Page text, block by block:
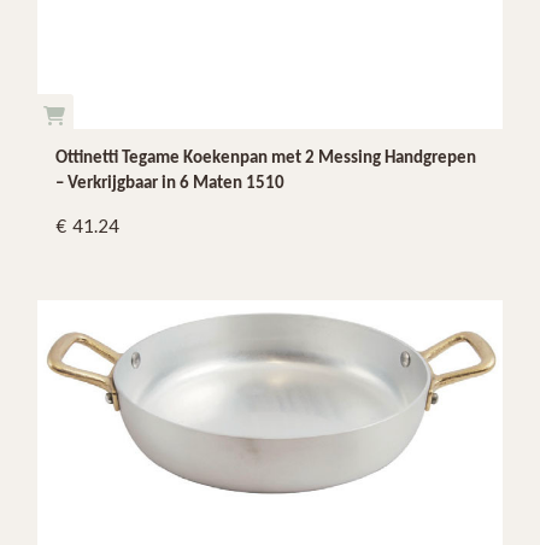
Ottinetti Tegame Koekenpan met 2 Messing Handgrepen
– Verkrijgbaar in 6 Maten 1510
41.24